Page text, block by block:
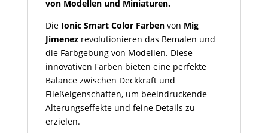
von Modellen und Miniaturen.
Die Ionic Smart Color Farbenvon Mig
Jimenezrevolutionieren das Bemalen und
die Farbgebung von Modellen. Diese
innovativen Farben bieten eine perfekte
Balance zwischen Deckkraft und
Fließeigenschaften, um beeindruckende
Alterungseffekte und feine Details zu
erzielen.